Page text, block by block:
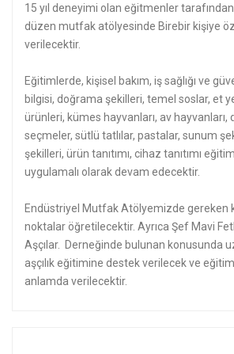
15 yıl deneyimi olan eğitmenler
düzen mutfak atölyesinde Birebir kişiye
verilecektir.
Eğitimlerde, kişisel bakım, iş sağlığı ve
bilgisi, doğrama şekilleri, temel soslar, et
ürünleri, kümes hayvanları, av
seçmeler, sütlü tatlılar, pastalar, sunum
şekilleri, ürün tanıtımı, cihaz tanıtımı
uygulamalı olarak devam edecektir.
Endüstriyel Mutfak Atölyemizde gereken
noktalar öğretilecektir. Ayrıca Şef Mavi
Aşçılar. Derneğinde bulunan konusunda
aşçılık eğitimine destek verilecek ve
anlamda verilecektir.